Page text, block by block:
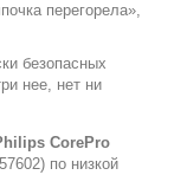
перегорела»,
безопасных
нее, нет ни
CorePro
по низкой